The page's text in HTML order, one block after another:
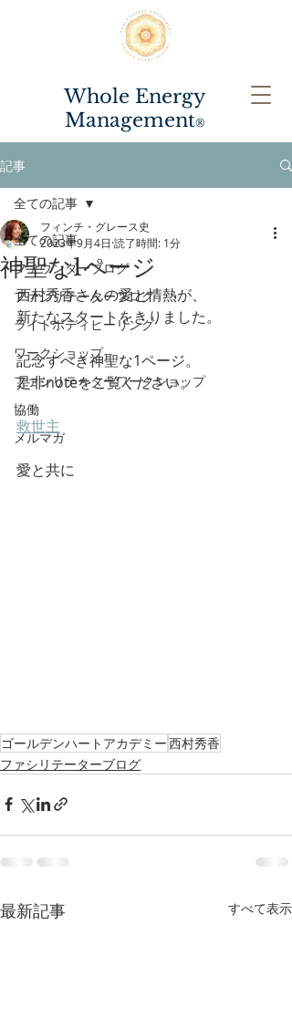
Whole Energy
Management®️
記事
全ての記事
ファウンダーブログ
ファシリテーターブログ
ライトボディヒーリング
ワークショップ
ファシリテーターワークショップ
協働
メルマガ
全ての記事
神聖な1ページ
フィンチ・グレース史
2023年9月4日 読了時間: 1分
西村秀香さんの愛と情熱が、
新たなスタートをきりました。
記念すべき神聖な1ページ。
是非noteをご覧ください。
救世主
愛と共に
ゴールデンハートアカデミー西村秀香
ファシリテーターブログ
最新記事 すべて表示